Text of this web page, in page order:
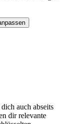
auch abseits
dir relevante